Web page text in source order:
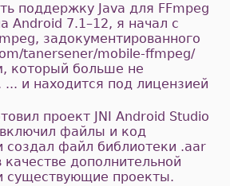
поддержку Java для FFmpeg
Android 7.1–12, я начал с
задокументированного
tanersener/mobile-ffmpeg/
который больше не
и находится под лицензией
проект JNI Android Studio
файлы и код
создал файл библиотеки .aar
дополнительной
существующие проекты.